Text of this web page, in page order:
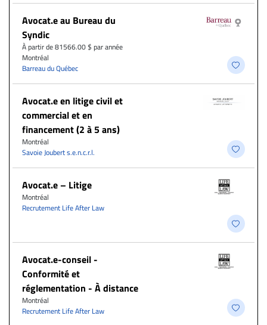
Avocat.e au Bureau du
Syndic
À partir de 81566.00 $ par année
Montréal
Barreau du Québec
Avocat.e en litige civil et
commercial et en
financement (2 à 5 ans)
Montréal
Savoie Joubert s.e.n.c.r.l.
Avocat.e – Litige
Montréal
Recrutement Life After Law
​Avocat.e-conseil -
Conformité et
réglementation - À distance
Montréal
Recrutement Life After Law